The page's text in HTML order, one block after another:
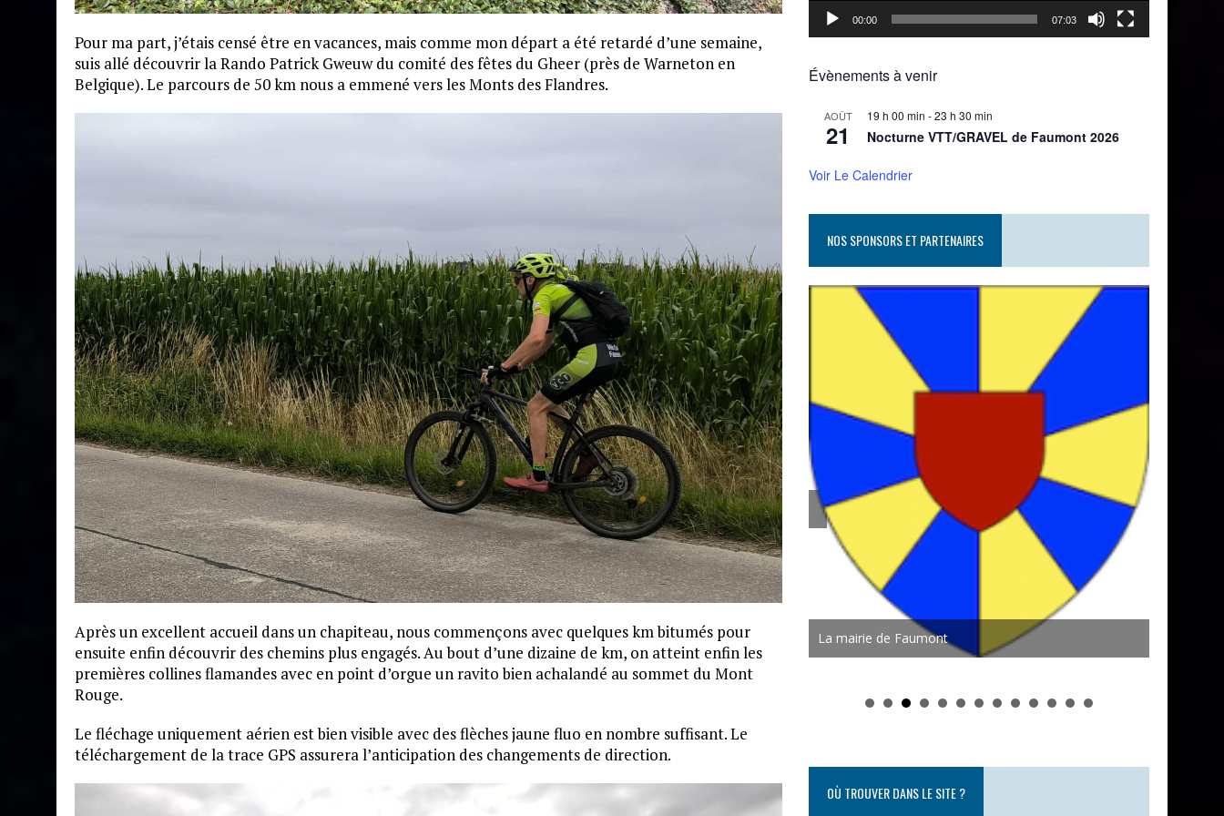
Pour ma part, j’étais censé être en vacances, mais comme mon départ a été retardé d’une semaine,
suis allé découvrir la Rando Patrick Gweuw du comité des fêtes du Gheer (près de Warneton en
Belgique). Le parcours de 50 km nous a emmené vers les Monts des Flandres.
Après un excellent accueil dans un chapiteau, nous commençons avec quelques km bitumés pour
ensuite enfin découvrir des chemins plus engagés. Au bout d’une dizaine de km, on atteint enfin les
premières collines flamandes avec en point d’orgue un ravito bien achalandé au sommet du Mont
Rouge.
Le fléchage uniquement aérien est bien visible avec des flèches jaune fluo en nombre suffisant. Le
téléchargement de la trace GPS assurera l’anticipation des changements de direction.
00:00 07:03
Évènements à venir
AOÛT
21
19 h 00 min -23 h 30 min
Nocturne VTT/GRAVEL de Faumont 2026
Voir Le Calendrier
NOS SPONSORS ET PARTENAIRES
Source Louise Mérignies
La mairie de Faumont
Café et Brasserie Bauden
OÙ TROUVER DANS LE SITE ?